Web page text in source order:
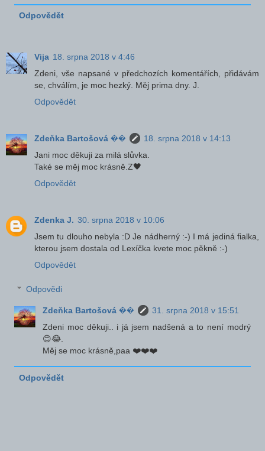
Odpovědět
Vija 18. srpna 2018 v 4:46
Zdeni, vše napsané v předchozích komentářích, přidávám
se, chválím, je moc hezký. Měj prima dny. J.
Odpovědět
Zdeňka Bartošová ��
18. srpna 2018 v 14:13
Jani moc děkuji za milá slůvka.
Také se měj moc krásně.Z🖤
Odpovědět
Zdenka J. 30. srpna 2018 v 10:06
Jsem tu dlouho nebyla :D Je nádherný :-) I má jediná fialka,
kterou jsem dostala od Lexíčka kvete moc pěkně :-)
Odpovědět
Odpovědi
Zdeňka Bartošová ��
31. srpna 2018 v 15:51
Zdeni moc děkuji.. i já jsem nadšená a to není modrý
😊😂.
Měj se moc krásně,paa ❤️❤️❤️
Odpovědět